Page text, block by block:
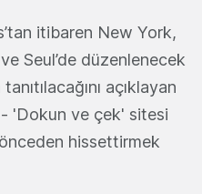
itibaren New York,
Seul’de düzenlenecek
açıklayan
- 'Dokun ve çek' sitesi
önceden hissettirmek